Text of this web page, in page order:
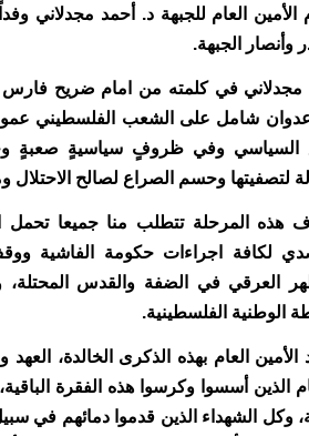
الأمين العام للجبهة د. أحمد مجدلاني
وأنصار الجبهة.
مجدلاني في كلمته من امام ضريح
شامل على الشعب الفلسطيني عموما
السياسي وفي ظروفٍ سياسيةٍ صعبةٍ
لتصفيتها وحسم الصراع لصالح
هذه المرحلة تتطلب منا جميعا تحمل
لكافة اجراءات حكومة الفاشية
العرقي في الضفة والقدس المحتلة،
الوطنية الفلسطينية.
الأمين العام بهذه الذكرى الخالدة،
الذين أسسوا وكرسوا هذه الفقرة
وكل الشهداء الذين قدموا دمائهم في